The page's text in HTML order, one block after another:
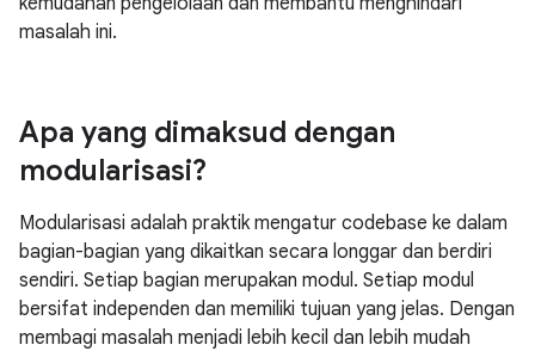
masalah ini.
Apa yang dimaksud dengan
modularisasi?
Modularisasi adalah praktik mengatur codebase ke dalam
bagian-bagian yang dikaitkan secara longgar dan berdiri
sendiri. Setiap bagian merupakan modul. Setiap modul
bersifat independen dan memiliki tujuan yang jelas. Dengan
membagi masalah menjadi lebih kecil dan lebih mudah